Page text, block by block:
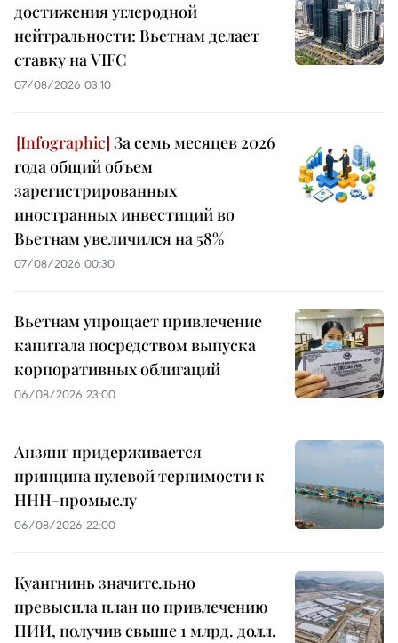
достижения углеродной
нейтральности: Вьетнам делает
ставку на VIFC
07/08/2026 03:10
За семь месяцев 2026
года общий объем
зарегистрированных
иностранных инвестиций во
Вьетнам увеличился на 58%
07/08/2026 00:30
Вьетнам упрощает привлечение
капитала посредством выпуска
корпоративных облигаций
06/08/2026 23:00
Анзянг придерживается
принципа нулевой терпимости к
ННН-промыслу
06/08/2026 22:00
Куангнинь значительно
превысила план по привлечению
ПИИ, получив свыше 1 млрд. долл.